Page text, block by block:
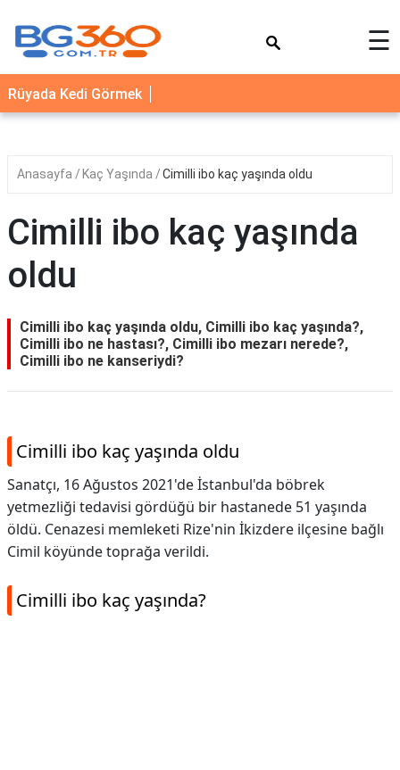
YEMEK
TARİFLERİ
SAĞLIK
İLETİŞİM
☰
Rüyada Kedi Görmek
Anasayfa Kaç Yaşında Cimilli ibo kaç yaşında oldu
Cimilli ibo kaç yaşında
oldu
Cimilli ibo kaç yaşında oldu, Cimilli ibo kaç yaşında?,
Cimilli ibo ne hastası?, Cimilli ibo mezarı nerede?,
Cimilli ibo ne kanseriydi?
Cimilli ibo kaç yaşında oldu
Sanatçı, 16 Ağustos 2021'de İstanbul'da böbrek
yetmezliği tedavisi gördüğü bir hastanede 51 yaşında
öldü. Cenazesi memleketi Rize'nin İkizdere ilçesine bağlı
Cimil köyünde toprağa verildi.
Cimilli ibo kaç yaşında?